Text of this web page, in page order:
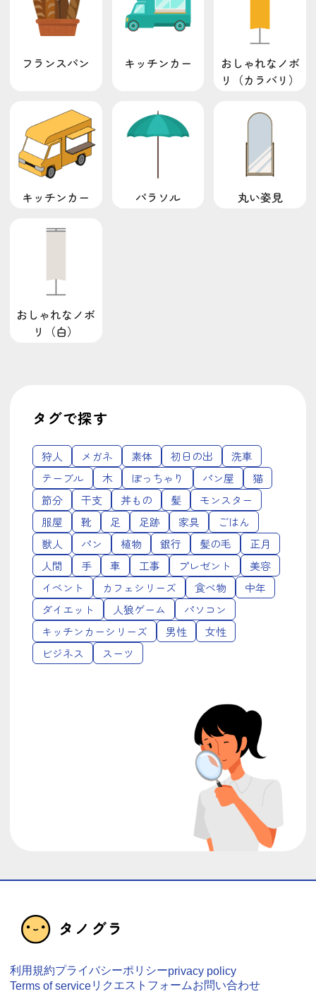
フランスパン キッチンカー
おしゃれなノボ
リ（カラバリ）
キッチンカー パラソル 丸い姿見
おしゃれなノボ
リ（白）
タグで探す
狩人 メガネ 素体 初日の出
洗車
テーブル
木 ぽっちゃり パン屋
猫
節分
干支 丼もの 髪
モンスター
服屋
靴 足 足跡 家具
ごはん
獣人
パン 植物 銀行 髪の毛
正月
人間
手 車 工事 プレゼント
美容
イベント
カフェシリーズ 食べ物
中年
ダイエット
人狼ゲーム
パソコン
キッチンカーシリーズ
男性
女性
ビジネス
スーツ
利用規約プライバシーポリシーprivacy policy
Terms of serviceリクエストフォームお問い合わせ